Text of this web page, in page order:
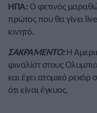
ΗΠΑ: Ο φετινός
πρώτος που θα γίνει
κινητό.
ΣΑΚΡΑΜΕΝΤΟ:Η
φιναλίστ στους
και έχει ατομικό
ότι είναι έγκυος.